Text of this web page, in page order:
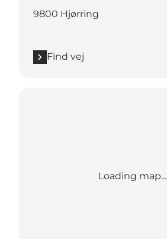
9800 Hjørring
Find vej
Loading map...